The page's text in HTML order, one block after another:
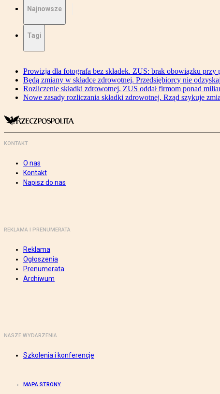
Najnowsze
Tagi
Prowizja dla fotografa bez składek. ZUS: brak obowiązku przy
Będą zmiany w składce zdrowotnej. Przedsiębiorcy nie
Rozliczenie składki zdrowotnej. ZUS oddał firmom ponad
Nowe zasady rozliczania składki zdrowotnej. Rząd szykuje
KONTAKT
O nas
Kontakt
Napisz do nas
REKLAMA I PRENUMERATA
Reklama
Ogłoszenia
Prenumerata
Archiwum
NASZE WYDARZENIA
Szkolenia i konferencje
MAPA STRONY